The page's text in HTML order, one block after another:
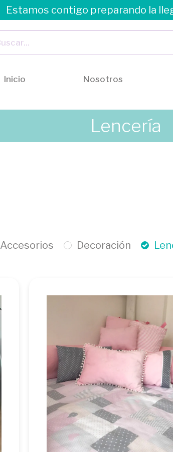
Estamos contigo preparando la
Inicio Nosotros
Lencería
Accesorios Decoración